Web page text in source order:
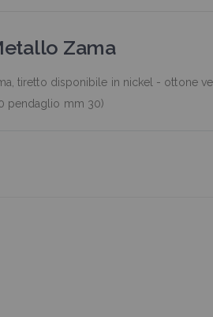
consegnaZama
tiretto disponibile in nickel - ottone
pendaglio mm 30)